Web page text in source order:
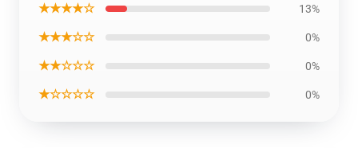
★★★★☆ 13%
★★★☆☆ 0%
★★☆☆☆ 0%
★☆☆☆☆ 0%